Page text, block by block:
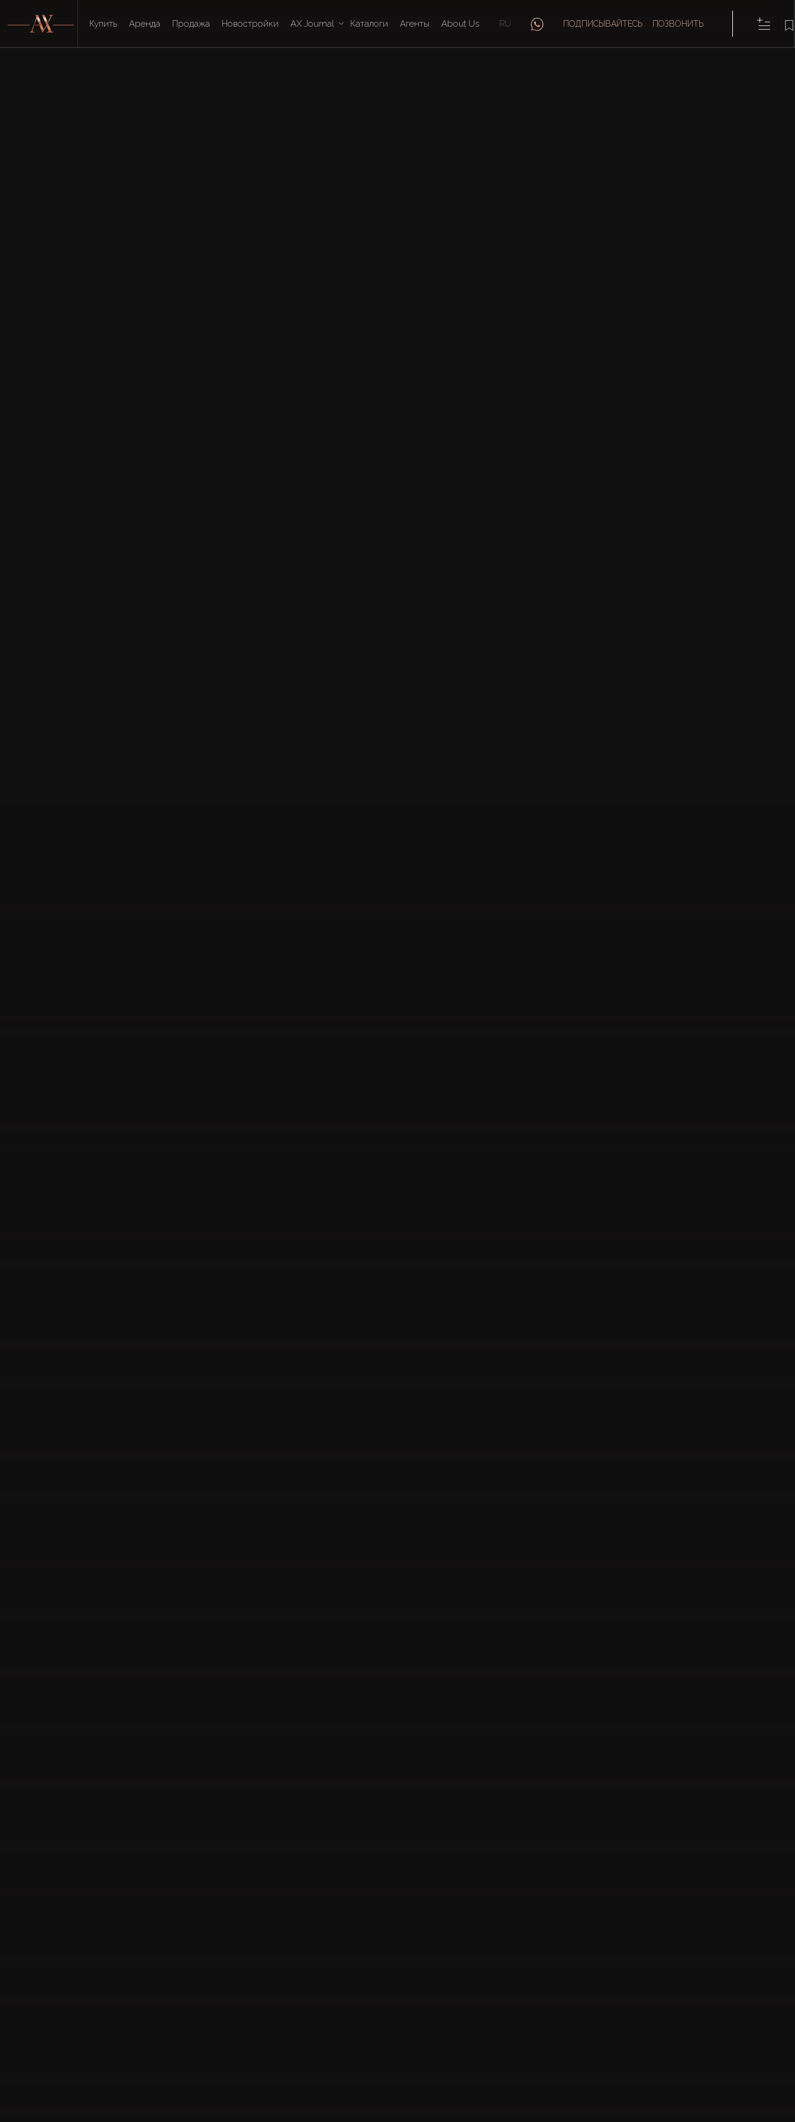
Купить Аренда Продажа Новостройки AX Journal Каталоги Агенты About Us RU ПОДПИСЫВАЙТЕСЬ ПОЗВОНИТЬ